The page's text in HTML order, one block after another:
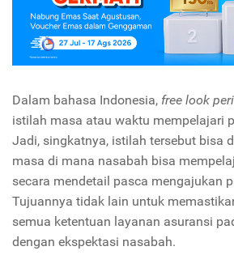
Dalam bahasa Indonesia, free look
istilah masa atau waktu mempelajari
Jadi, singkatnya, istilah tersebut bisa
masa di mana nasabah bisa
secara mendetail pasca mengajukan
Tujuannya tidak lain untuk
semua ketentuan layanan asuransi
dengan ekspektasi nasabah.